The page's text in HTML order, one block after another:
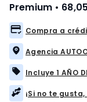
Premium •
Compra a
Agencia
Incluye 1 AÑO
¡Si no te